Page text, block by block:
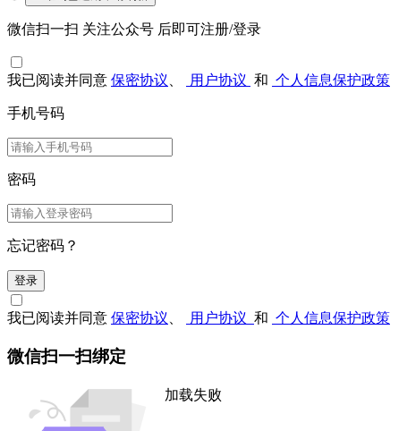
微信扫一扫 关注公众号 后即可注册/登录
我已阅读并同意 保密协议 用户协议 和 个人信息保护政策
手机号码
密码
忘记密码？
登录
我已阅读并同意 保密协议 用户协议 和 个人信息保护政策
微信扫一扫绑定
加载失败